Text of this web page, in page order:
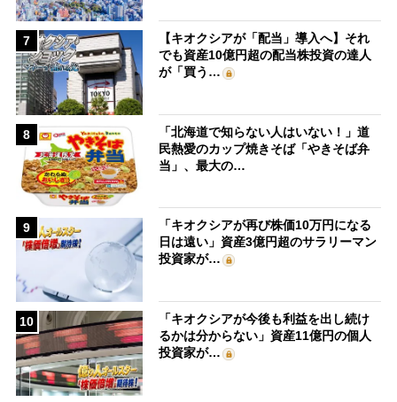
7
【キオクシアが「配当」導入へ】それ
でも資産10億円超の配当株投資の達人
が「買う…
8
「北海道で知らない人はいない！」道
民熱愛のカップ焼きそば「やきそば弁
当」、最大の…
9
「キオクシアが再び株価10万円になる
日は遠い」資産3億円超のサラリーマン
投資家が…
10
「キオクシアが今後も利益を出し続け
るかは分からない」資産11億円の個人
投資家が…